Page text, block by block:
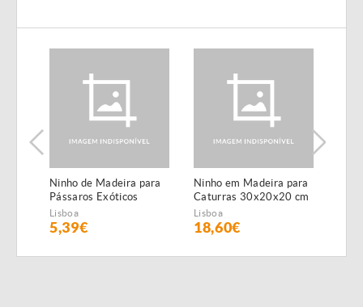
Ninho de Madeira para
Pássaros Exóticos
Lisboa
5,39€
Ninho em Madeira para
Caturras 30x20x20 cm
Lisboa
18,60€